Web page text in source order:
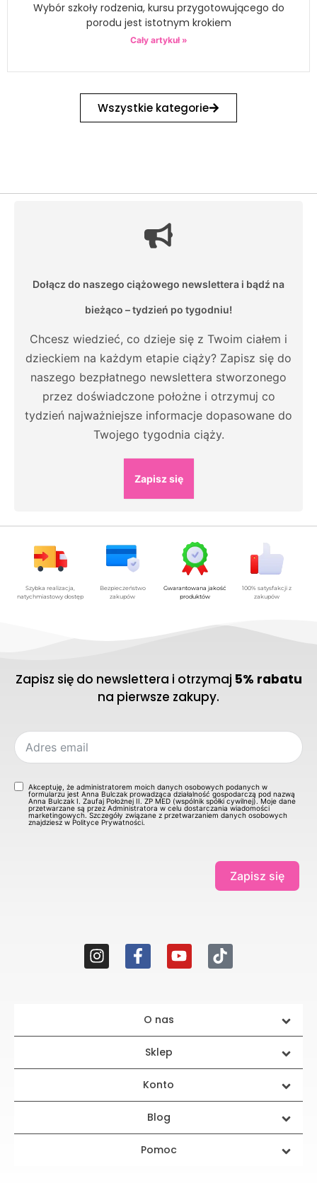
Wybór szkoły rodzenia, kursu przygotowującego do
porodu jest istotnym krokiem
Cały artykuł »
Wszystkie kategorie
Dołącz do naszego ciążowego newslettera i bądź na
bieżąco – tydzień po tygodniu!
Chcesz wiedzieć, co dzieje się z Twoim ciałem i
dzieckiem na każdym etapie ciąży? Zapisz się do
naszego bezpłatnego newslettera stworzonego
przez doświadczone położne i otrzymuj co
tydzień najważniejsze informacje dopasowane do
Twojego tygodnia ciąży.
Zapisz się
Szybka realizacja,
natychmiastowy dostęp
Bezpieczeństwo
zakupów
Gwarantowana jakość
produktów
100% satysfakcji z
zakupów
Zapisz się do newslettera i otrzymaj 5% rabatu
na pierwsze zakupy.
Akceptuję, że administratorem moich danych osobowych podanych w
formularzu jest Anna Bulczak prowadząca działalność gospodarczą pod nazwą
Anna Bulczak I. Zaufaj Położnej II. ZP MED (wspólnik spółki cywilnej). Moje dane
przetwarzane są przez Administratora w celu dostarczania wiadomości
marketingowych. Szczegóły związane z przetwarzaniem danych osobowych
znajdziesz w Polityce Prywatności.
Zapisz się
O nas
Sklep
Konto
Blog
Pomoc